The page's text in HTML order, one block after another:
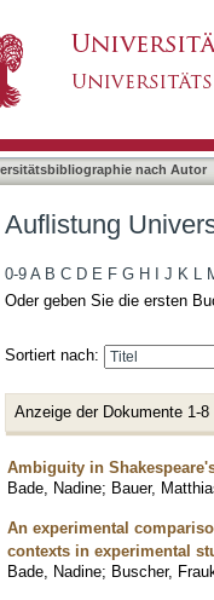
nach Autor
Auflistung
0-9 A B C D E F G H J K L
Oder geben Sie die ersten
Sortiert nach:
Anzeige der Dokumente 1-8
Ambiguity in
Bade, Nadine; Bauer,
An experimental
contexts in experimental
Bade, Nadine; Buscher,